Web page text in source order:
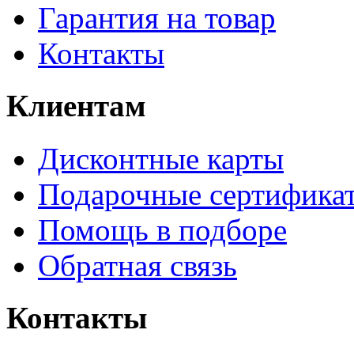
Гарантия на товар
Контакты
Клиентам
Дисконтные карты
Подарочные
Помощь в подборе
Обратная связь
Контакты